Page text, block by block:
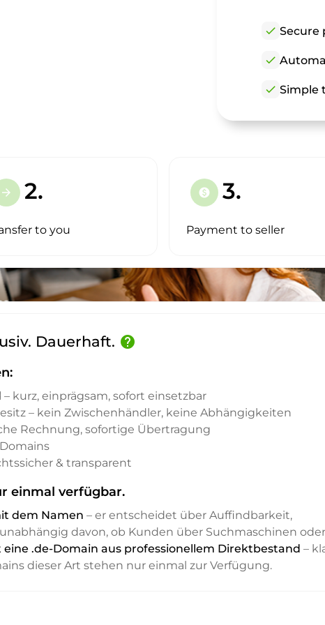
check Secure
check
check Simple
arrow_forward 2.
to you
paid 3.
Payment to seller
Dauerhaft. help
– kurz, einprägsam, sofort einsetzbar
– kein Zwischenhändler, keine Abhängigkeiten
Rechnung, sofortige Übertragung
& transparent
einmal verfügbar.
dem Namen – er entscheidet über Auffindbarkeit,
davon, ob Kunden über Suchmaschinen oder
eine .de-Domain aus professionellem Direktbestand –
dieser Art stehen nur einmal zur Verfügung.